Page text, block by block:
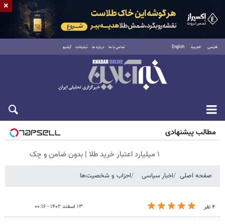
فارسی العربية English تماس با ما درباره ما تبلیغات آرشیو
پنجشنبه ۱۵ مرداد ۱۴۰۵
مطالب پیشنهادی
۱ میلیارد اعتبار خرید طلا | بدون ضامن و چک
صفحه اصلی اخبار سیاسی احزاب و شخصیت‌ها
۴ نفر ۱۳ اسفند ۱۴۰۲ - ۰۰:۱۶
×